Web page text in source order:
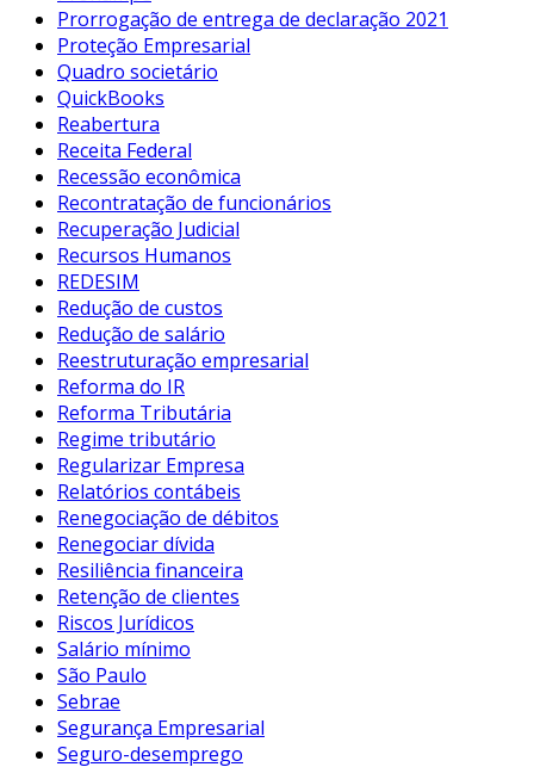
Prorrogação de entrega de declaração 2021
Proteção Empresarial
Quadro societário
QuickBooks
Reabertura
Receita Federal
Recessão econômica
Recontratação de funcionários
Recuperação Judicial
Recursos Humanos
REDESIM
Redução de custos
Redução de salário
Reestruturação empresarial
Reforma do IR
Reforma Tributária
Regime tributário
Regularizar Empresa
Relatórios contábeis
Renegociação de débitos
Renegociar dívida
Resiliência financeira
Retenção de clientes
Riscos Jurídicos
Salário mínimo
São Paulo
Sebrae
Segurança Empresarial
Seguro-desemprego